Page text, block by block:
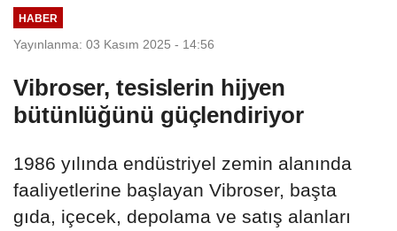
HABER
Yayınlanma: 03 Kasım 2025 - 14:56
Vibroser, tesislerin hijyen
bütünlüğünü güçlendiriyor
1986 yılında endüstriyel zemin alanında
faaliyetlerine başlayan Vibroser, başta
gıda, içecek, depolama ve satış alanları